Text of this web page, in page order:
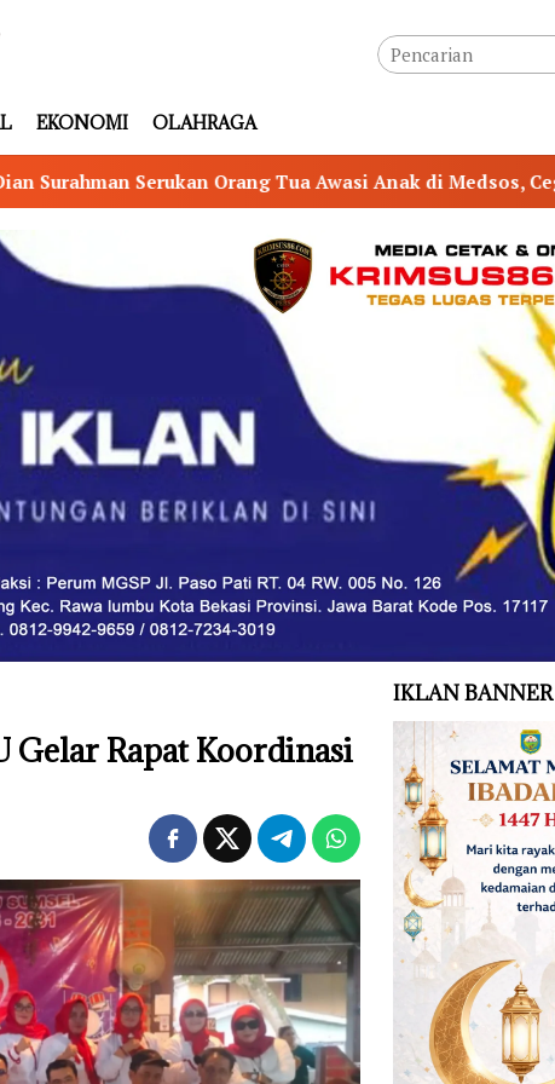
EKONOMI OLAHRAGA
Awasi Anak di Medsos, Cegah Jerat Hukum Sejak Dini
Gelar Rapat Koordinasi
IKLAN BANNER